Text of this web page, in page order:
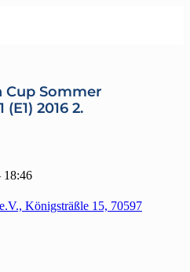
Cup Sommer
(E1) 2016 2.
18:46
Königsträßle 15, 70597